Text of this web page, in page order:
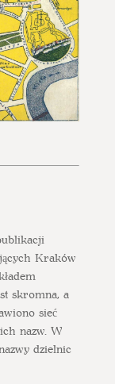
Kraków
skromna, a
sieć
nazw. W
dzielnic